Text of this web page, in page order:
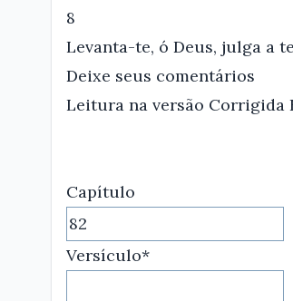
8
Levanta-te, ó Deus, julga a
Deixe seus comentários
Leitura na versão Corrigida
Capítulo
Versículo*